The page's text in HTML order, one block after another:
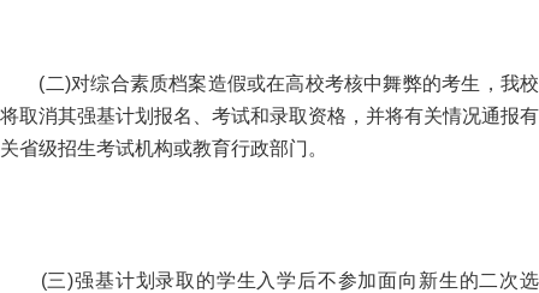
(二)对综合素质档案造假或在高校考核中舞弊的考生，我校
将取消其强基计划报名、考试和录取资格，并将有关情况通报有
关省级招生考试机构或教育行政部门。
(三)强基计划录取的学生入学后不参加面向新生的二次选